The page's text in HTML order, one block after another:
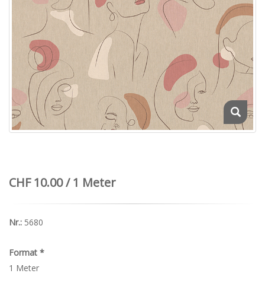
CHF 10.00 / 1 Meter
Nr.: 5680
Format *
1 Meter